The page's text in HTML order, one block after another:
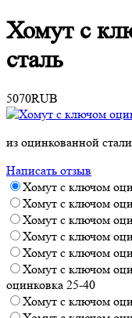
Хомут с
сталь
5070RUB
из оцинкованной
Написать отзыв
Хомут с ключом
Хомут с ключом
Хомут с ключом
Хомут с ключом
Хомут с ключом
Хомут с ключом
оцинковка 25-40
Хомут с ключом